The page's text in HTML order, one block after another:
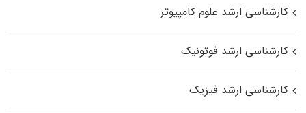
کارشناسی ارشد علوم کامپیوتر
کارشناسی ارشد فوتونیک
کارشناسی ارشد فیزیک